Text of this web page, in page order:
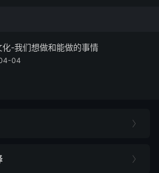
化-我们想做和能做的事情
04

